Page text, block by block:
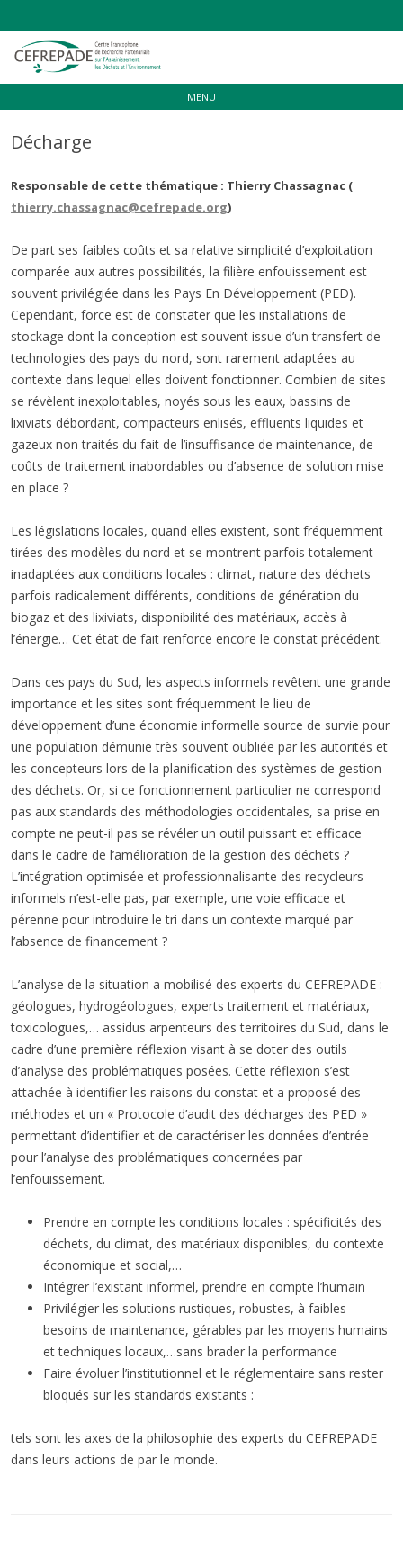
MENU
contenu
Décharge
Responsable de cette thématique : Thierry Chassagnac (
thierry.chassagnac@cefrepade.org)
De part ses faibles coûts et sa relative simplicité d’exploitation
comparée aux autres possibilités, la filière enfouissement est
souvent privilégiée dans les Pays En Développement (PED).
Cependant, force est de constater que les installations de
stockage dont la conception est souvent issue d’un transfert de
technologies des pays du nord, sont rarement adaptées au
contexte dans lequel elles doivent fonctionner. Combien de sites
se révèlent inexploitables, noyés sous les eaux, bassins de
lixiviats débordant, compacteurs enlisés, effluents liquides et
gazeux non traités du fait de l’insuffisance de maintenance, de
coûts de traitement inabordables ou d’absence de solution mise
en place ?
Les législations locales, quand elles existent, sont fréquemment
tirées des modèles du nord et se montrent parfois totalement
inadaptées aux conditions locales : climat, nature des déchets
parfois radicalement différents, conditions de génération du
biogaz et des lixiviats, disponibilité des matériaux, accès à
l’énergie… Cet état de fait renforce encore le constat précédent.
Dans ces pays du Sud, les aspects informels revêtent une grande
importance et les sites sont fréquemment le lieu de
développement d’une économie informelle source de survie pour
une population démunie très souvent oubliée par les autorités et
les concepteurs lors de la planification des systèmes de gestion
des déchets. Or, si ce fonctionnement particulier ne correspond
pas aux standards des méthodologies occidentales, sa prise en
compte ne peut-il pas se révéler un outil puissant et efficace
dans le cadre de l’amélioration de la gestion des déchets ?
L’intégration optimisée et professionnalisante des recycleurs
informels n’est-elle pas, par exemple, une voie efficace et
pérenne pour introduire le tri dans un contexte marqué par
l’absence de financement ?
L’analyse de la situation a mobilisé des experts du CEFREPADE :
géologues, hydrogéologues, experts traitement et matériaux,
toxicologues,… assidus arpenteurs des territoires du Sud, dans le
cadre d’une première réflexion visant à se doter des outils
d’analyse des problématiques posées. Cette réflexion s’est
attachée à identifier les raisons du constat et a proposé des
méthodes et un « Protocole d’audit des décharges des PED »
permettant d’identifier et de caractériser les données d’entrée
pour l’analyse des problématiques concernées par
l’enfouissement.
Prendre en compte les conditions locales : spécificités des
déchets, du climat, des matériaux disponibles, du contexte
économique et social,…
Intégrer l’existant informel, prendre en compte l’humain
Privilégier les solutions rustiques, robustes, à faibles
besoins de maintenance, gérables par les moyens humains
et techniques locaux,…sans brader la performance
Faire évoluer l’institutionnel et le réglementaire sans rester
bloqués sur les standards existants :
tels sont les axes de la philosophie des experts du CEFREPADE
dans leurs actions de par le monde.